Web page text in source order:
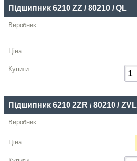
Підшипник 6210 ZZ / 80210 / QL
Підшипник 6210 2ZR / 80210 / ZVL